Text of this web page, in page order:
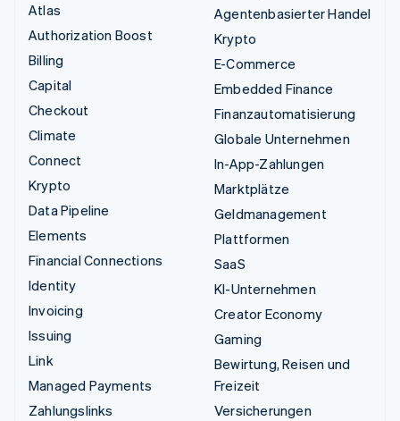
Atlas
Authorization Boost
Billing
Capital
Checkout
Climate
Connect
Krypto
Data Pipeline
Elements
Financial Connections
Identity
Invoicing
Issuing
Link
Managed Payments
Zahlungslinks
Agentenbasierter Handel
Krypto
E-Commerce
Embedded Finance
Finanzautomatisierung
Globale Unternehmen
In-App-Zahlungen
Marktplätze
Geldmanagement
Plattformen
SaaS
KI-Unternehmen
Creator Economy
Gaming
Bewirtung, Reisen und
Freizeit
Versicherungen